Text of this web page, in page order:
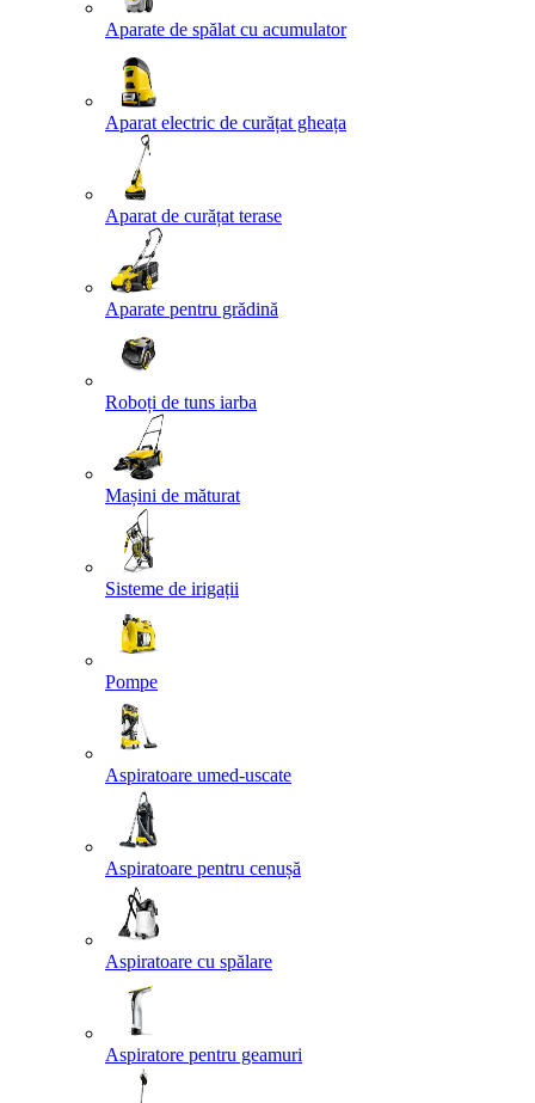
Aparate de spălat cu acumulator
Aparat electric de curățat gheața
Aparat de curățat terase
Aparate pentru grădină
Roboți de tuns iarba
Mașini de măturat
Sisteme de irigații
Pompe
Aspiratoare umed-uscate
Aspiratoare pentru cenușă
Aspiratoare cu spălare
Aspiratore pentru geamuri